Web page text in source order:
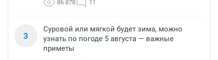
86 878 11
3
Суровой или мягкой будет зима, можно
узнать по погоде 5 августа — важные
приметы